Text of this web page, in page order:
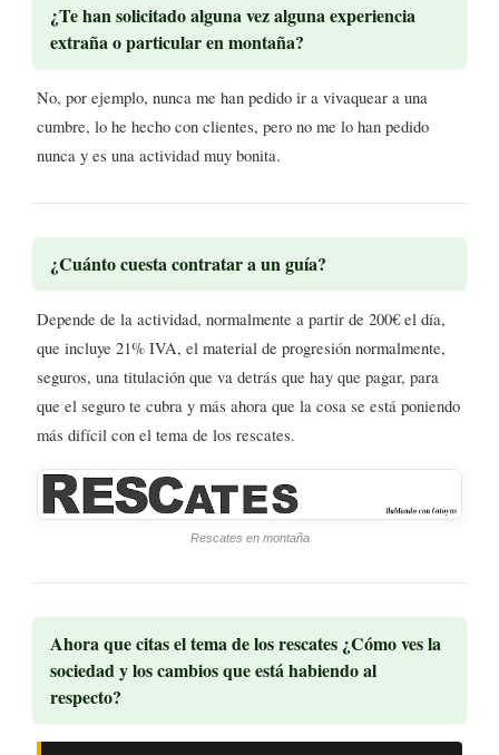
¿Te han solicitado alguna vez alguna experiencia
extraña o particular en montaña?
No, por ejemplo, nunca me han pedido ir a vivaquear a una
cumbre, lo he hecho con clientes, pero no me lo han pedido
nunca y es una actividad muy bonita.
¿Cuánto cuesta contratar a un guía?
Depende de la actividad, normalmente a partir de 200€ el día,
que incluye 21% IVA, el material de progresión normalmente,
seguros, una titulación que va detrás que hay que pagar, para
que el seguro te cubra y más ahora que la cosa se está poniendo
más difícil con el tema de los rescates.
Rescates en montaña
Ahora que citas el tema de los rescates ¿Cómo ves la
sociedad y los cambios que está habiendo al
respecto?